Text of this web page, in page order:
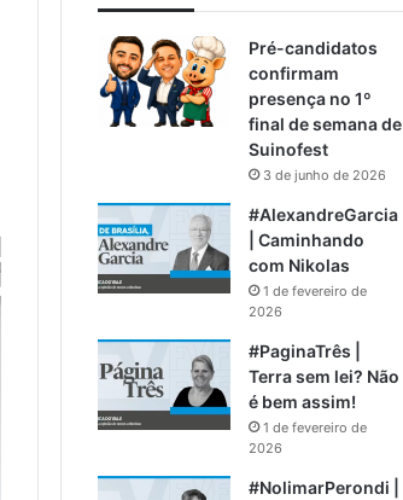
Pré-candidatos
confirmam
presença no 1º
final de semana de
Suinofest
3 de junho de 2026
#AlexandreGarcia
| Caminhando
com Nikolas
1 de fevereiro de
2026
#PaginaTrês |
Terra sem lei? Não
é bem assim!
1 de fevereiro de
2026
#NolimarPerondi |